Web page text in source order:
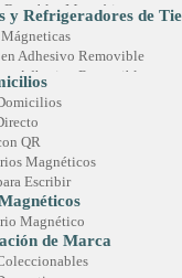
Borrables Magnéticos
con Lápiz o Marcador
Magnéticos
Decorativos
Oficina
de Libros
de Escritorio
de Escritorio
Adhesivo para Pared
y Refrigeradores de
en Adhesivo Removible
Adhesivo Removible
Adhesivo Removible
en Adhesivo Removible
para Exteriores
Vitrinas
en Espejo
Precio
Góndolas
QR
Magnéticos
Escribir
Magnético
de Marca
EN MICROFIBRA
Microfibra
Microfibra
de Microfibra
en Microfibra